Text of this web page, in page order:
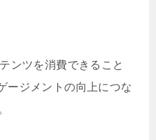
ンツを消費できること
ージメントの向上につな